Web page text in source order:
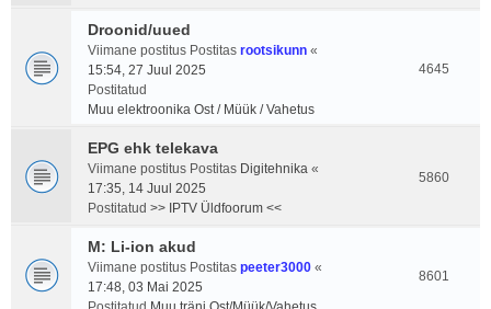
Droonid/uued
Viimane postitus Postitas rootsikunn «
15:54, 27 Juul 2025
Postitatud
Muu elektroonika Ost / Müük / Vahetus
4645
EPG ehk telekava
Viimane postitus Postitas Digitehnika «
17:35, 14 Juul 2025
Postitatud >> IPTV Üldfoorum <<
5860
M: Li-ion akud
Viimane postitus Postitas peeter3000 «
17:48, 03 Mai 2025
8601